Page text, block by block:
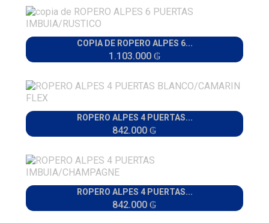
COPIA DE ROPERO ALPES 6...
1.103.000 ₲
ROPERO ALPES 4 PUERTAS...
842.000 ₲
ROPERO ALPES 4 PUERTAS...
842.000 ₲